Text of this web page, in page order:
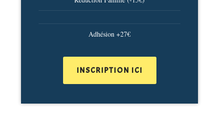
Adhésion +27€
INSCRIPTION ICI